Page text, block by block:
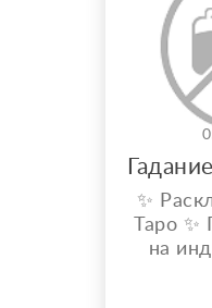
✨
Таро
на